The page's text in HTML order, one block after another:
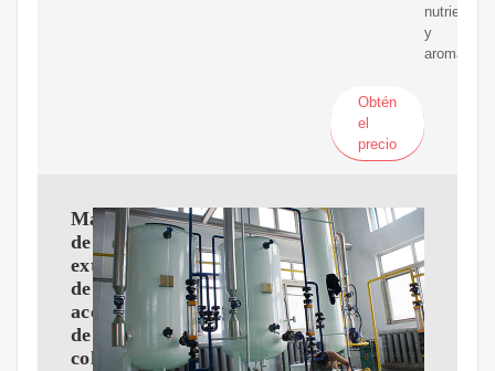
nutrientes
y
aroma.
Obtén
el
precio
Máquina
de
extracción
de
aceite
de
colza/canola_Prensa